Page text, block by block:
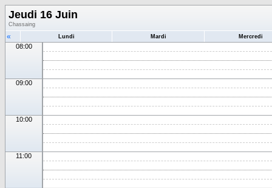
Jeudi 16 Juin
Chassaing
« Lundi Mardi Mercredi
08:00
09:00
10:00
11:00